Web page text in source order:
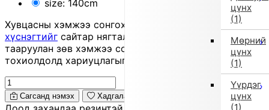
цүнх
(1)
Мөрний
цүнх
(1)
Үүрдэг
цүнх
(1)
size: 140cm
Хувцасны хэмжээ сонгохдоо
хэмжээ сонгох
хүснэгтийг сайтар нягталж, биеийн хэмжээтэйгээ
тааруулан зөв хэмжээ сонгоно уу, хувцас таарахгүй
тохиолдолд хариуцлагыг захиалагч өөрөө хүлээнэ.
Сагсанд нэмэх Хадгалах